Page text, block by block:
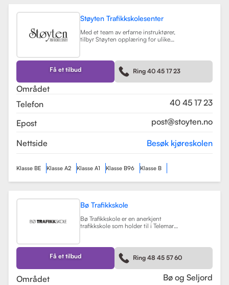
Støyten Trafikkskolesenter
Med et team av erfarne instruktører,
tilbyr Støyten opplæring for ulike
kurs som trafikalt grunnkurs og
mørkekjøring. Skolen er kjent for sin
fleksibilitet og tilpasning til elevenes
behov, noe som gjør
Få et tilbud Ring 40 45 17 23
Området
Telefon
40 45 17 23
Epost
post@stoyten.no
Nettside Besøk kjøreskolen
Klasse BE Klasse A2 Klasse A1 Klasse B96 Klasse B
Bø Trafikkskole
Bø Trafikkskole er en anerkjent
trafikkskole som holder til i Telemark,
elever. Skolen tilbyr opplæring for
førerkort i klasse B, B96 og BE, samt
en rekke kurs som trafikalt
grunnkurs, mørkekjøring, førstehjelp
Få et tilbud Ring 48 45 57 60
Området
Bø og Seljord